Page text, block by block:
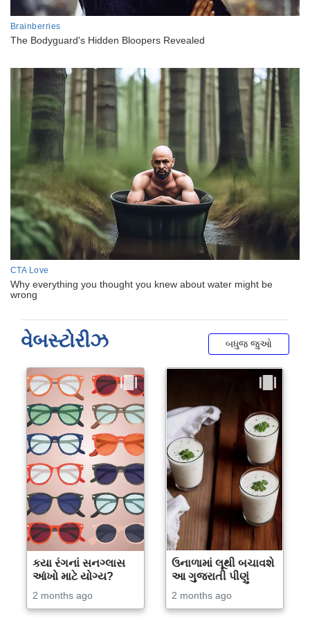
વેબસ્ટોરીઝ બધુજ જુઓ
કયા રંગનાં સનગ્લાસ
આંખો માટે યોગ્ય?
2 months ago
ઉનાળામાં લૂથી બચાવશે
આ ગુજરાતી પીણું
2 months ago